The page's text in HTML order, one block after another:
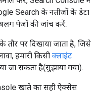
Search के नतीजों के डेटा
पेजों की जांच करें.
तौर पर दिखाया जाता है, जिसे
हमारी किसी क्लाइंट
जा सकता है(सुझाया गया).
खाते का सही ऐक्सेस